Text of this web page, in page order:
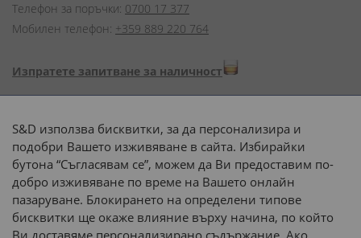
Телефон за поръчки: 0700 17 377
Мобилен телефон: +359 889 220 764
Изпратете запитване за наличност
Начини на плащане:
Доставка до адрес с:
S&D използва бисквитки, за да персонализира и
подобри Вашето изживяване в сайта. Избирайки
бутона “Съгласявам се”, можем да Ви предоставим по-
добро изживяване по време на Вашето онлайн
пазаруване. Блокирането на определени типове
бисквитки ще окаже влияние върху начина, по който
Ви доставяме персонализирано съдържание. Ако